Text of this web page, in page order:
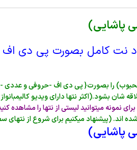
پاشایی)
نت کامل بصورت پی دی
محبوب) را بصورت{ پی دی اف -حروفی و عددی -
بشود.(اکثر نتها دارای ویدیو
برای نمونه میتوانید لیستی از نتها را مشاهده
اند. (پیشنهاد میکنیم برای شروع از
پاشایی)